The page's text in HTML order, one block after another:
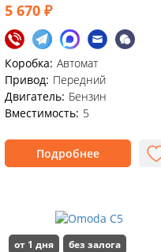
5 670 ₽
Коробка: Автомат
Привод: Передний
Двигатель: Бензин
Вместимость: 5
Подробнее
от 1 дня без залога